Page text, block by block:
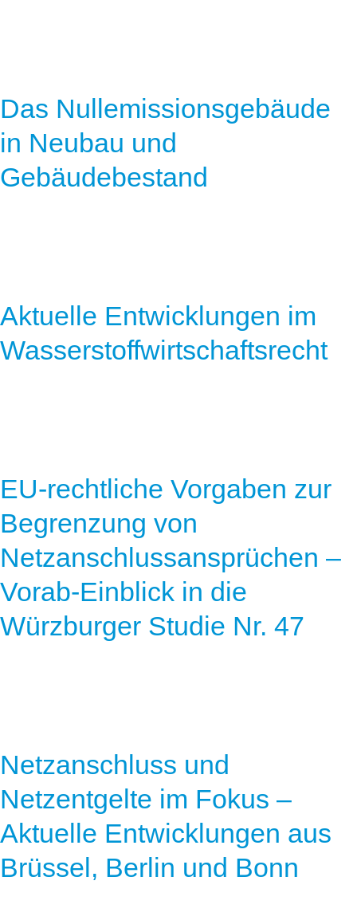
Das Nullemissionsgebäude
in Neubau und
Gebäudebestand
Aktuelle Entwicklungen im
Wasserstoffwirtschaftsrecht
EU-rechtliche Vorgaben zur
Begrenzung von
Netzanschlussansprüchen –
Vorab-Einblick in die
Würzburger Studie Nr. 47
Netzanschluss und
Netzentgelte im Fokus –
Aktuelle Entwicklungen aus
Brüssel, Berlin und Bonn